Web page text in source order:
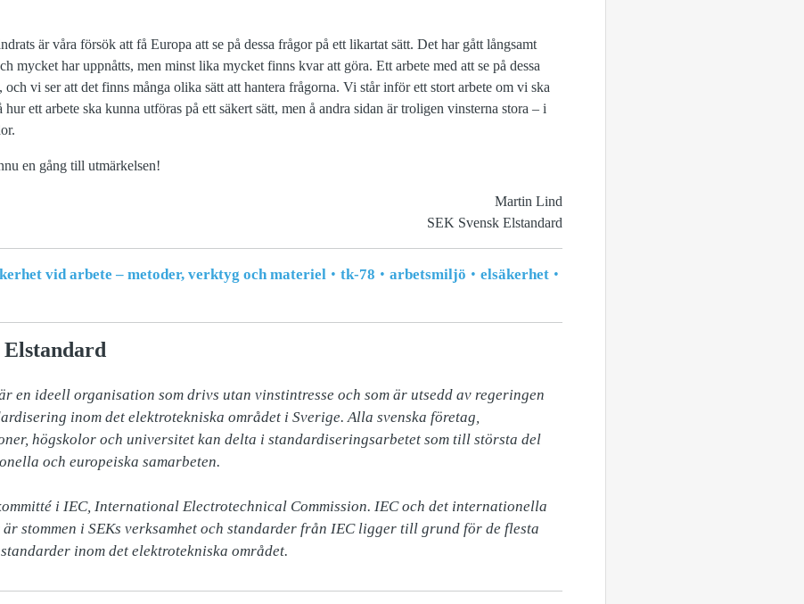
är våra försök att få Europa att se på dessa frågor på ett likartat sätt. Det har gått långsamt
mycket har uppnåtts, men minst lika mycket finns kvar att göra. Ett arbete med att se på dessa
vi ser att det finns många olika sätt att hantera frågorna. Vi står inför ett stort arbete om vi ska
hur ett arbete ska kunna utföras på ett säkert sätt, men å andra sidan är troligen vinsterna stora – i
en gång till utmärkelsen!
Martin Lind
SEK Svensk Elstandard
vid arbete – metoder, verktyg och materiel tk-78 arbetsmiljö
elsäkerhet
Elstandard
en ideell organisation som drivs utan vinstintresse och som är utsedd av regeringen
inom det elektrotekniska området i Sverige. Alla svenska företag,
högskolor och universitet kan delta i standardiseringsarbetet som till största del
och europeiska samarbeten.
i IEC, International Electrotechnical Commission. IEC och det internationella
stommen i SEKs verksamhet och standarder från IEC ligger till grund för de flesta
inom det elektrotekniska området.